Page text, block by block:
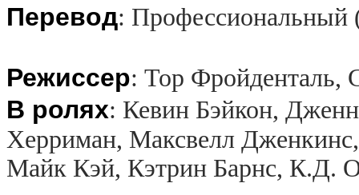
Перевод: Профессиональный
Режиссер: Тор Фройденталь,
В ролях: Кевин Бэйкон,
Херриман, Максвелл
Майк Кэй, Кэтрин Барнс, К.Д.